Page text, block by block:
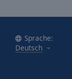
Sprache:
Deutsch